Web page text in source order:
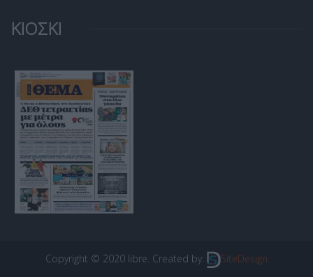
ΚΙΟΣΚΙ
Copyright © 2020 libre. Created by: SiteDesign